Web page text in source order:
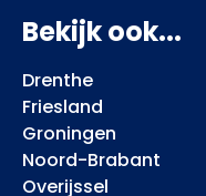
Bekijk ook...
Drenthe
Friesland
Groningen
Noord-Brabant
Overijssel